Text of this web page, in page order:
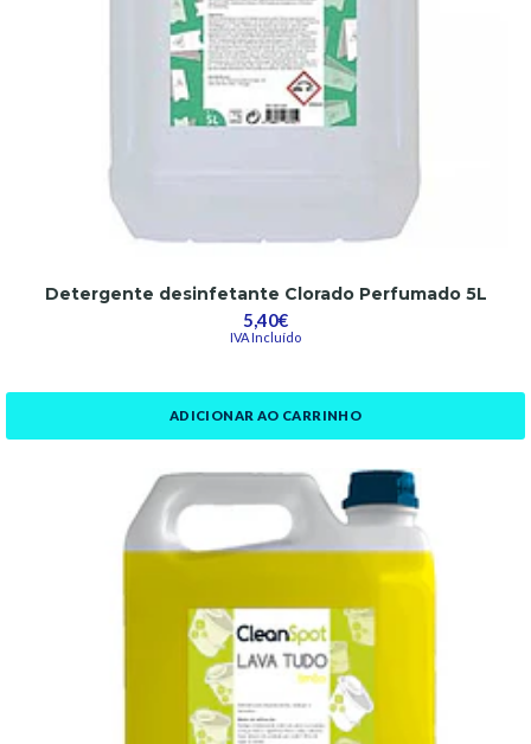
Detergente desinfetante Clorado Perfumado 5L
5,40€
IVA Incluído
ADICIONAR AO CARRINHO